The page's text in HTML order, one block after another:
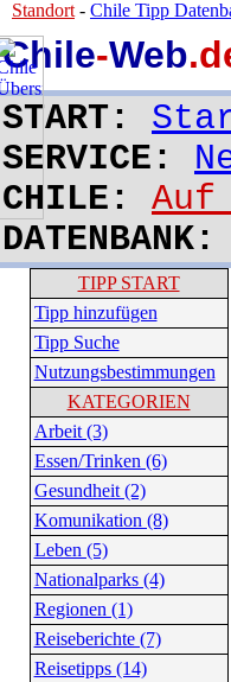
Chile-Web
START:
SERVICE:
CHILE:
DATENBANK:
Standort - Chile Tipp
TIPP START
Tipp hinzufügen
Tipp Suche
Nutzungsbestimmungen
KATEGORIEN
Arbeit (3)
Essen/Trinken (6)
Gesundheit (2)
Komunikation (8)
Leben (5)
Nationalparks (4)
Regionen (1)
Reiseberichte (7)
Reisetipps (14)